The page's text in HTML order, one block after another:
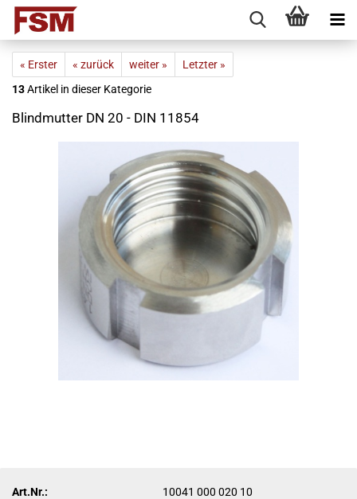
« Erster « zurück weiter »
Letzter »
13Artikel in dieser Kategorie
Blindmutter DN 20 - DIN 11854
Art.Nr.:
10041 000 020 10